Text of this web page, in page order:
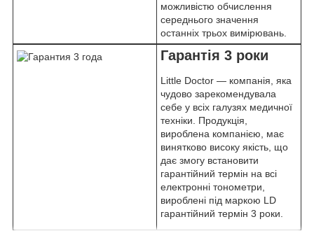
можливістю обчислення
середнього значення
останніх трьох вимірювань.
Гарантія 3 роки
Little Doctor — компанія, яка
чудово зарекомендувала
себе у всіх галузях медичної
техніки. Продукція,
вироблена компанією, має
винятково високу якість, що
дає змогу встановити
гарантійний термін на всі
електронні тонометри,
вироблені під маркою LD
гарантійний термін 3 роки.